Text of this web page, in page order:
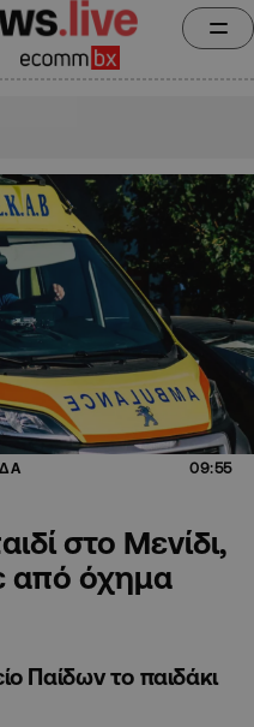
09:55
στο Μενίδι,
από όχημα
Παίδων το παιδάκι